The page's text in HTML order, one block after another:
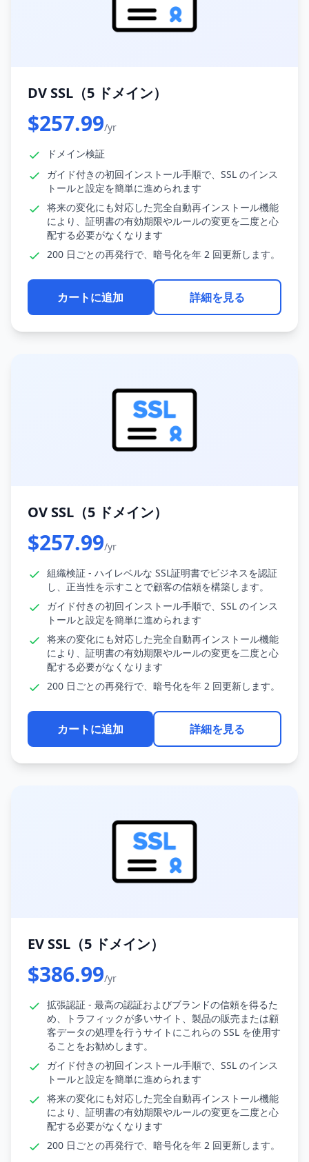
DV SSL（5 ドメイン）
$257.99/yr
ドメイン検証
ガイド付きの初回インストール手順で、SSL のインス
トールと設定を簡単に進められます
将来の変化にも対応した完全自動再インストール機能
により、証明書の有効期限やルールの変更を二度と心
配する必要がなくなります
200 日ごとの再発行で、暗号化を年 2 回更新します。
カートに追加 詳細を見る
OV SSL（5 ドメイン）
$257.99/yr
組織検証 - ハイレベルな SSL証明書でビジネスを認証
し、正当性を示すことで顧客の信頼を構築します。
ガイド付きの初回インストール手順で、SSL のインス
トールと設定を簡単に進められます
将来の変化にも対応した完全自動再インストール機能
により、証明書の有効期限やルールの変更を二度と心
配する必要がなくなります
200 日ごとの再発行で、暗号化を年 2 回更新します。
カートに追加 詳細を見る
EV SSL（5 ドメイン）
$386.99/yr
拡張認証 - 最高の認証およびブランドの信頼を得るた
め、トラフィックが多いサイト、製品の販売または顧
客データの処理を行うサイトにこれらの SSL を使用す
ることをお勧めします。
ガイド付きの初回インストール手順で、SSL のインス
トールと設定を簡単に進められます
将来の変化にも対応した完全自動再インストール機能
により、証明書の有効期限やルールの変更を二度と心
配する必要がなくなります
200 日ごとの再発行で、暗号化を年 2 回更新します。